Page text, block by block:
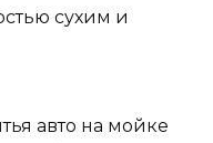
сухим и
авто на мойке